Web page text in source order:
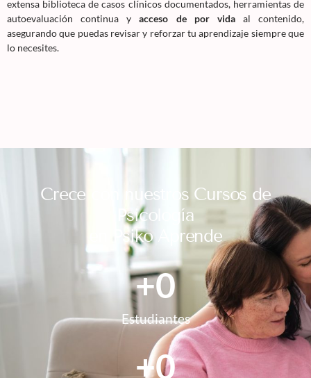
extensa biblioteca de casos clínicos documentados, herramientas de
autoevaluación continua yacceso de por vidaal contenido,
asegurando que puedas revisar y reforzar tu aprendizaje siempre que
lo necesites.
Crece con nuestros Cursos de
Psicología
en Psiko Aprende
Estudiantes
+0
+0